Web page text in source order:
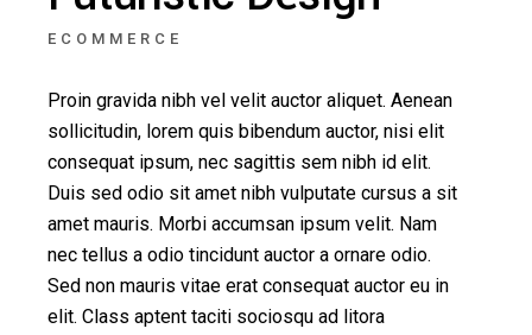
ECOMMERCE
Proin gravida nibh vel velit auctor aliquet. Aenean
sollicitudin, lorem quis bibendum auctor, nisi elit
consequat ipsum, nec sagittis sem nibh id elit.
Duis sed odio sit amet nibh vulputate cursus a sit
amet mauris. Morbi accumsan ipsum velit. Nam
nec tellus a odio tincidunt auctor a ornare odio.
Sed non mauris vitae erat consequat auctor eu in
elit. Class aptent taciti sociosqu ad litora